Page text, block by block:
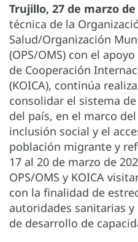
Trujillo, 27 de marzo de
técnica de la
Salud/Organización
(OPS/OMS) con el
de Cooperación
(KOICA), continúa
consolidar el sistema
del país, en el marco
inclusión social y el
población migrante y
17 al 20 de marzo de
OPS/OMS y KOICA
con la finalidad de
autoridades sanitarias
de desarrollo de